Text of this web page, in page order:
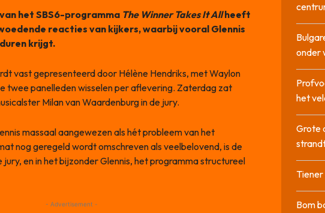
het SBS6-programma The Winner Takes It Allheeft
reacties van kijkers, waarbij vooral Glennis
krijgt.
vast gepresenteerd door Hélène Hendriks, met Waylon
twee panelleden wisselen per aflevering. Zaterdag zat
Milan van Waardenburg in de jury.
massaal aangewezen als hét probleem van het
nog geregeld wordt omschreven als veelbelovend, is de
en in het bijzonder Glennis, het programma structureel
- Advertisement -
onder
het
Grote
Tiener
Bom